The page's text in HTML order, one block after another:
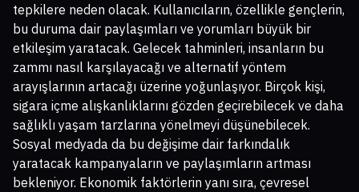
tepkilere neden olacak. Kullanıcıların, özellikle gençlerin,
bu duruma dair paylaşımları ve yorumları büyük bir
etkileşim yaratacak. Gelecek tahminleri, insanların bu
zammı nasıl karşılayacağı ve alternatif yöntem
arayışlarının artacağı üzerine yoğunlaşıyor. Birçok kişi,
sigara içme alışkanlıklarını gözden geçirebilecek ve daha
sağlıklı yaşam tarzlarına yönelmeyi düşünebilecek.
Sosyal medyada da bu değişime dair farkındalık
yaratacak kampanyaların ve paylaşımların artması
bekleniyor. Ekonomik faktörlerin yanı sıra, çevresel